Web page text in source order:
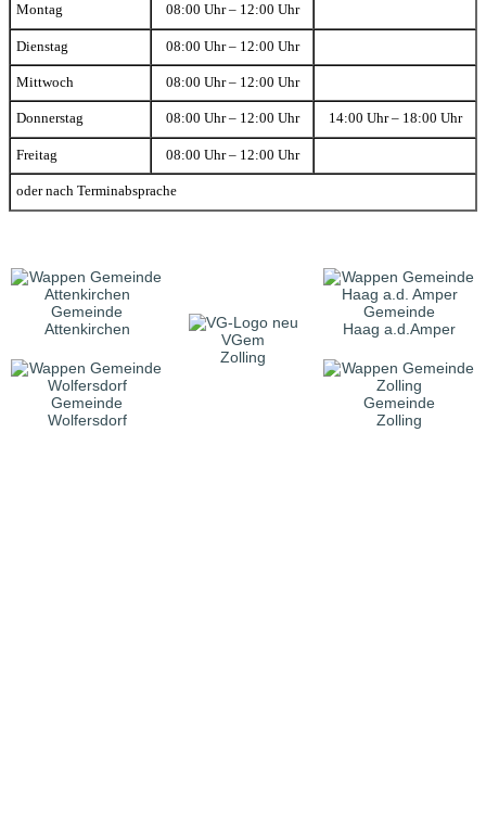
Montag 08:00 Uhr – 12:00 Uhr
Dienstag 08:00 Uhr – 12:00 Uhr
Mittwoch 08:00 Uhr – 12:00 Uhr
Donnerstag 08:00 Uhr – 12:00 Uhr 14:00 Uhr – 18:00 Uhr
Freitag 08:00 Uhr – 12:00 Uhr
oder nach Terminabsprache
Gemeinde
Attenkirchen
VGem
Zolling
Gemeinde
Haag a.d.Amper
Gemeinde
Wolfersdorf
Gemeinde
Zolling